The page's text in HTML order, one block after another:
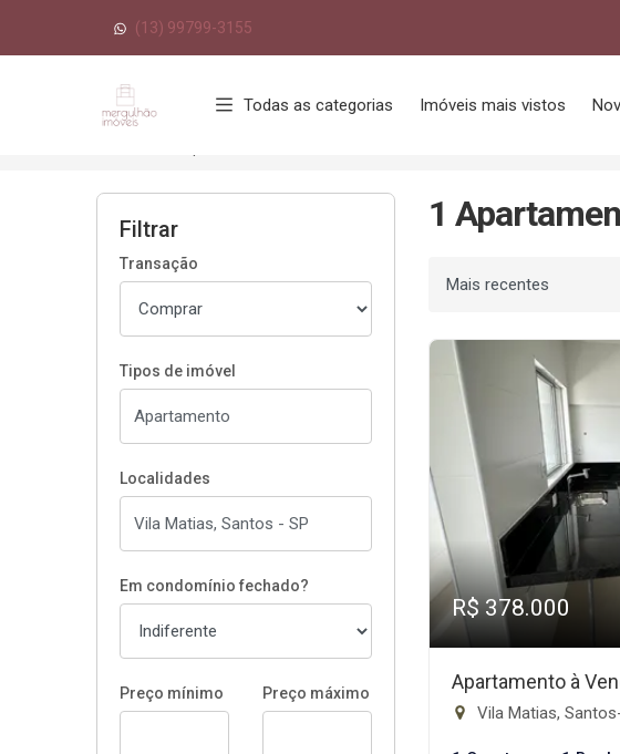
(13) 99799-3155
Página inicial
Todas as categorias Imóveis mais vistos
Filtrar
Transação
Tipos de imóvel
Localidades
Em condomínio fechado?
Preço mínimo Preço máximo
1
Ordenar por
R$ 378.000
Apartamento à
Vila Matias,